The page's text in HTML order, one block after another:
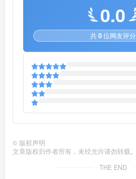
0.0
共0位网友评分
© 版权声明
文章版权归作者所有，未经允许请勿转载。
THE END